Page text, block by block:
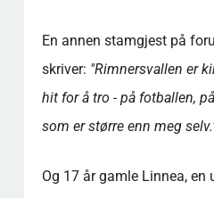
En annen stamgjest på
skriver: "Rimnersvallen er
hit for å tro - på fotballen,
som er større enn meg
Og 17 år gamle Linnea, en